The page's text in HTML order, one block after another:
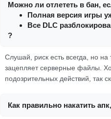
Можно ли отлететь в бан,
Полная версия игры
Все DLC
?
Слушай, риск есть всегда, но
зацепляет серверные файлы.
подозрительных действий, так
Как правильно накатить